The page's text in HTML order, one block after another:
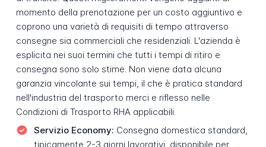
momento della prenotazione per un costo aggiuntivo e
coprono una varietà di requisiti di tempo attraverso
consegne sia commerciali che residenziali. L'azienda è
esplicita nei suoi termini che tutti i tempi di ritiro e
consegna sono solo stime. Non viene data alcuna
garanzia vincolante sui tempi, il che è pratica standard
nell'industria del trasporto merci e riflesso nelle
Condizioni di Trasporto RHA applicabili.
Servizio Economy: Consegna domestica standard,
tipicamente 2-3 giorni lavorativi, disponibile per